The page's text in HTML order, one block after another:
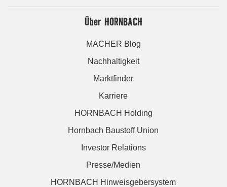
Über HORNBACH
MACHER Blog
Nachhaltigkeit
Marktfinder
Karriere
HORNBACH Holding
Hornbach Baustoff Union
Investor Relations
Presse/Medien
HORNBACH Hinweisgebersystem